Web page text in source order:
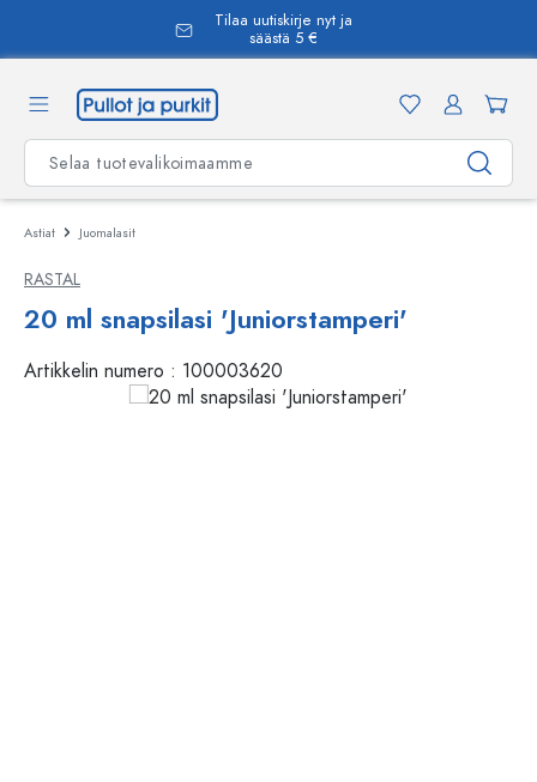
Tilaa uutiskirje nyt ja
säästä 5 €
Astiat Juomalasit
RASTAL
20 ml snapsilasi 'Juniorstamperi'
Artikkelin numero : 100003620